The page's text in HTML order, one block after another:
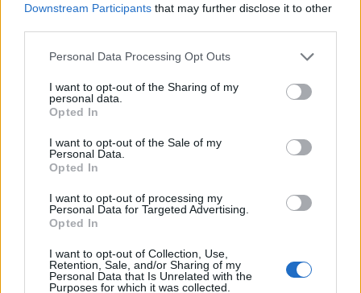
Downstream Participants that may further disclose it to other
Personal Data Processing Opt Outs
I want to opt-out of the Sharing of my
personal data.
Opted In
I want to opt-out of the Sale of my
Personal Data.
Opted In
I want to opt-out of processing my
Personal Data for Targeted Advertising.
Opted In
I want to opt-out of Collection, Use,
Retention, Sale, and/or Sharing of my
Personal Data that Is Unrelated with the
Purposes for which it was collected.
“Balluku, artileri e rëndë,
mos turpëroheni si Gazi
shpall kandidaturën për
Tiranën